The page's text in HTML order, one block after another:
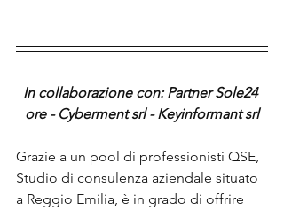
In collaborazione con: Partner Sole24
ore - Cyberment srl - Keyinformant srl
Grazie a un pool di professionisti QSE,
Studio di consulenza aziendale situato
a Reggio Emilia, è in grado di offrire